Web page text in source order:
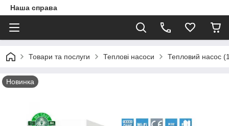
Наша справа
Товари та послуги Теплові насоси Тепловий насос
Новинка